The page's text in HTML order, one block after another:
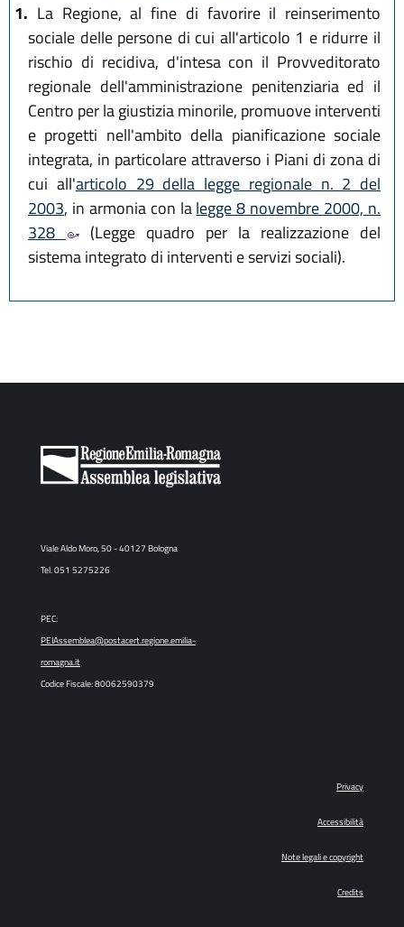
1. La Regione, al fine di favorire il reinserimento
sociale delle persone di cui all'articolo 1 e ridurre il
rischio di recidiva, d'intesa con il Provveditorato
regionale dell'amministrazione penitenziaria ed il
Centro per la giustizia minorile, promuove interventi
e progetti nell'ambito della pianificazione sociale
integrata, in particolare attraverso i Piani di zona di
cui all'articolo 29 della legge regionale n. 2 del
2003, in armonia con lalegge 8 novembre 2000, n.
328
(Legge quadro per la realizzazione del
sistema integrato di interventi e servizi sociali).
Viale Aldo Moro, 50 - 40127 Bologna
Tel. 051 5275226
PEC:
PEIAssemblea@postacert.regione.emilia-
romagna.it
Codice Fiscale: 80062590379
Privacy
Accessibilità
Note legali e copyright
Credits